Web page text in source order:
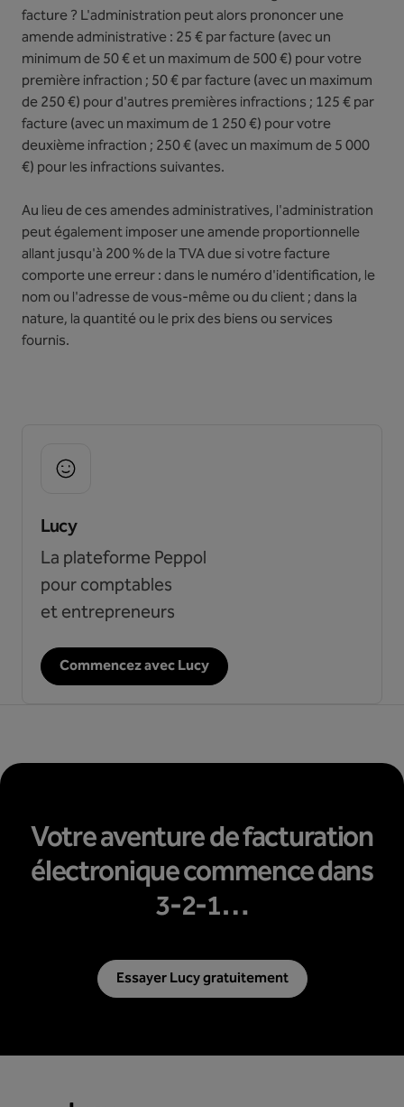
facture ? L'administration peut alors prononcer une
amende administrative : 25 € par facture (avec un
minimum de 50 € et un maximum de 500 €) pour votre
première infraction ; 50 € par facture (avec un maximum
de 250 €) pour d'autres premières infractions ; 125 € par
facture (avec un maximum de 1 250 €) pour votre
deuxième infraction ; 250 € (avec un maximum de 5 000
€) pour les infractions suivantes.
Au lieu de ces amendes administratives, l'administration
peut également imposer une amende proportionnelle
allant jusqu'à 200 % de la TVA due si votre facture
comporte une erreur : dans le numéro d'identification, le
nom ou l'adresse de vous-même ou du client ; dans la
nature, la quantité ou le prix des biens ou services
fournis.
Lucy
La plateforme Peppol
pour comptables
et entrepreneurs
Commencez avec Lucy
Votre aventure de facturation
électronique commence dans
3-2-1…
Essayer Lucy gratuitement